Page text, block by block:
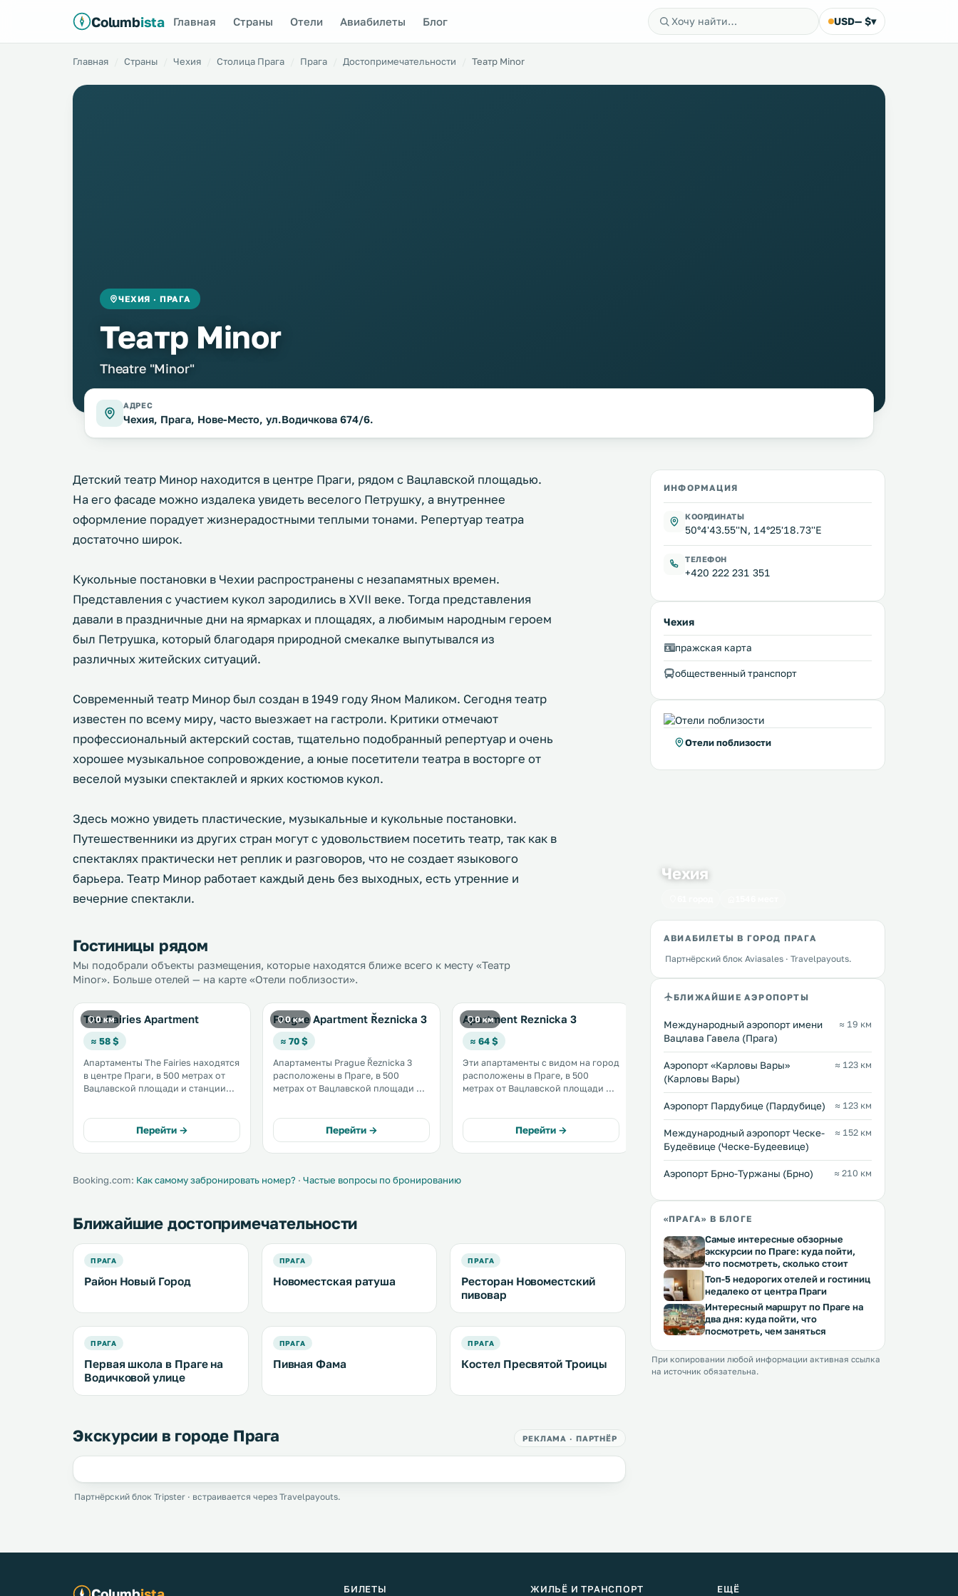
Columbista Главная Страны Отели Авиабилеты Блог USD— $▾
Главная Страны Чехия Столица Прага Прага Достопримечательности Театр Minor
ЧЕХИЯ · ПРАГА
Театр Minor
Theatre "Minor"
АДРЕС
Чехия, Прага, Нове-Место, ул.Водичкова 674/6.
Детский театр Минор находится в центре Праги, рядом с Вацлавской площадью.
На его фасаде можно издалека увидеть веселого Петрушку, а внутреннее
оформление порадует жизнерадостными теплыми тонами. Репертуар театра
достаточно широк.
Кукольные постановки в Чехии распространены с незапамятных времен.
Представления с участием кукол зародились в XVII веке. Тогда представления
давали в праздничные дни на ярмарках и площадях, а любимым народным героем
был Петрушка, который благодаря природной смекалке выпутывался из
различных житейских ситуаций.
Современный театр Минор был создан в 1949 году Яном Маликом. Сегодня театр
известен по всему миру, часто выезжает на гастроли. Критики отмечают
профессиональный актерский состав, тщательно подобранный репертуар и очень
хорошее музыкальное сопровождение, а юные посетители театра в восторге от
веселой музыки спектаклей и ярких костюмов кукол.
Здесь можно увидеть пластические, музыкальные и кукольные постановки.
Путешественники из других стран могут с удовольствием посетить театр, так как в
спектаклях практически нет реплик и разговоров, что не создает языкового
барьера. Театр Минор работает каждый день без выходных, есть утренние и
вечерние спектакли.
Гостиницы рядом
Мы подобрали объекты размещения, которые находятся ближе всего к месту «Театр
Minor». Больше отелей — на карте «Отели поблизости».
0 км
The Fairies Apartment
≈ 58 $
Апартаменты The Fairies находятся
в центре Праги, в 500 метрах от
Вацлавской площади и станции
можно дойти пешком за 2 минуты.
Гостям предоставляется
бесплатный Wi-Fi. .
Перейти →
0 км
Prague Apartment Řeznicka 3
≈ 70 $
Апартаменты Prague Řeznicka 3
расположены в Праге, в 500
метрах от Вацлавской площади и в
территории подключен
бесплатный Wi-Fi. .
Перейти →
0 км
Apartment Reznicka 3
≈ 64 $
Эти апартаменты с видом на город
расположены в Праге, в 500
метрах от Вацлавской площади и в
бесплатный Wi-Fi на всей
территории. В апартаментах
имеются телевизор и кухня с
Перейти →
0 км
New Town Tower Apartment
≈ 54 $
Апартаменты New Town Tower
расположены в 500 метрах от
Карлова моста. Гостям
предоставляется бесплатный Wi-
Fi. .
Перейти →
0 км
Premium & Gorgeous
Apartment
≈ 61 $
кухней расположены в
открывается вид на город.
машиной. .
Booking.com: Как самому забронировать номер? · Частые вопросы по бронированию
Ближайшие достопримечательности
ПРАГА
Район Новый Город
ПРАГА
Новоместская ратуша
ПРАГА
Ресторан Новоместский
пивовар
ПРАГА
Первая школа в Праге на
Водичковой улице
ПРАГА
Пивная Фама
ПРАГА
Костел Пресвятой Троицы
Экскурсии в городе Прага РЕКЛАМА · ПАРТНЁР
Партнёрский блок Tripster · встраивается через Travelpayouts.
ИНФОРМАЦИЯ
КООРДИНАТЫ
50°4'43.55''N, 14°25'18.73''E
ТЕЛЕФОН
+420 222 231 351
Чехия
пражская карта
общественный транспорт
Отели поблизости
Чехия
АВИАБИЛЕТЫ В ГОРОД ПРАГА
Партнёрский блок Aviasales · Travelpayouts.
БЛИЖАЙШИЕ АЭРОПОРТЫ
Международный аэропорт имени
Вацлава Гавела (Прага)
≈ 19 км
Аэропорт «Карловы Вары»
(Карловы Вары)
≈ 123 км
Аэропорт Пардубице (Пардубице) ≈ 123 км
Международный аэропорт Ческе-
Будеёвице (Ческе-Будеевице)
≈ 152 км
Аэропорт Брно-Туржаны (Брно) ≈ 210 км
«ПРАГА» В БЛОГЕ
Самые интересные обзорные
экскурсии по Праге: куда пойти,
что посмотреть, сколько стоит
Топ-5 недорогих отелей и гостиниц
недалеко от центра Праги
Интересный маршрут по Праге на
два дня: куда пойти, что
посмотреть, чем заняться
При копировании любой информации активная ссылка
на источник обязательна.
БИЛЕТЫ ЖИЛЬЁ И ТРАНСПОРТ ЕЩЁ